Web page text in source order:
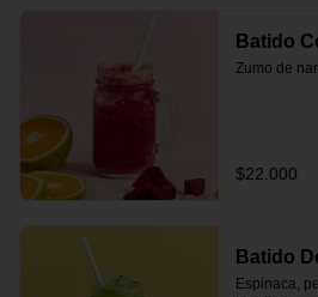
Batido
Zumo de
$22.000
Batido
Espinaca,